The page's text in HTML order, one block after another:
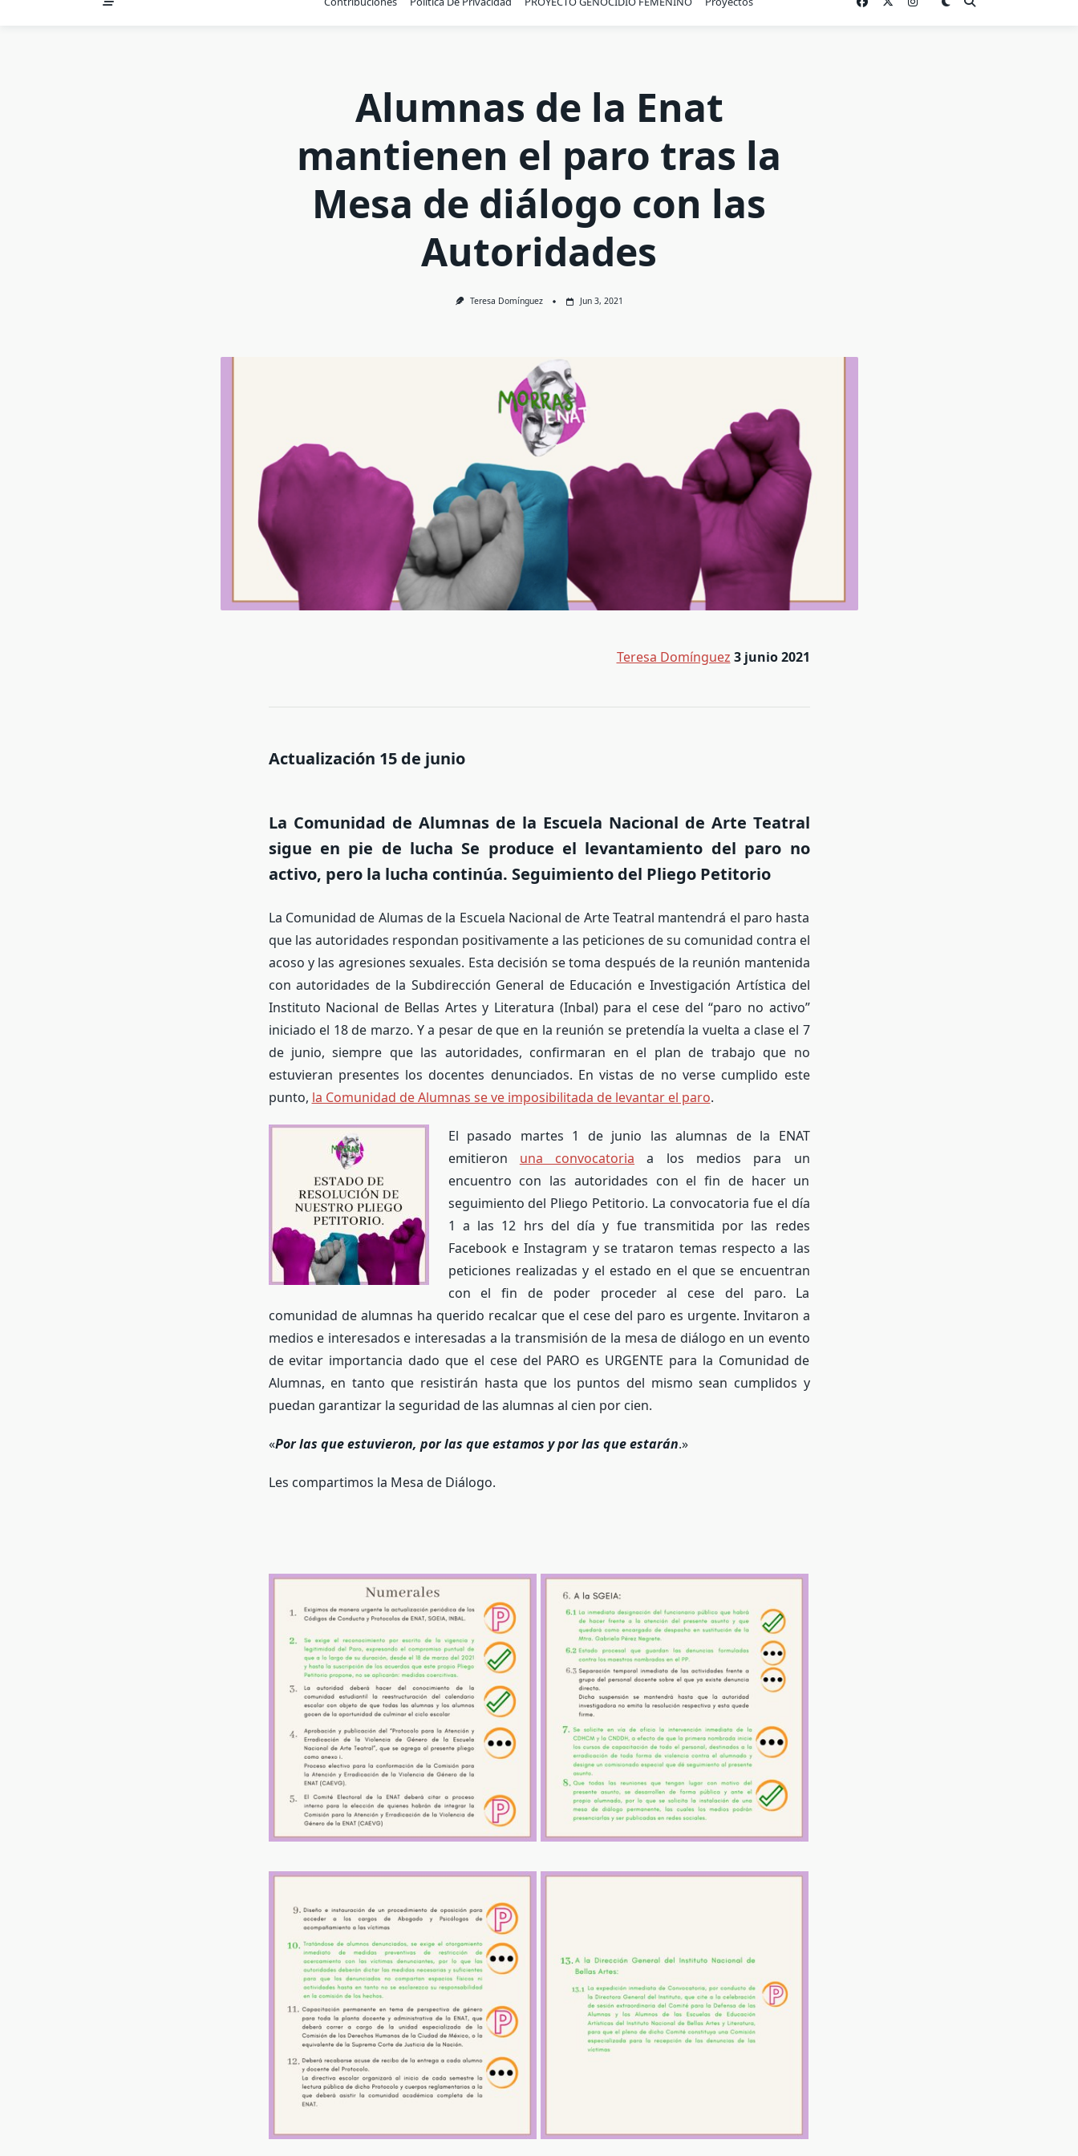
Alumnas de la Enat
mantienen el paro tras la
Mesa de diálogo con las
Autoridades
Teresa Domínguez Jun 3, 2021
Teresa Domínguez 3 junio 2021
Actualización 15 de junio
La Comunidad de Alumnas de la Escuela Nacional de Arte Teatral
sigue en pie de lucha Se produce el levantamiento del paro no
activo, pero la lucha continúa. Seguimiento del Pliego Petitorio
La Comunidad de Alumas de la Escuela Nacional de Arte Teatral mantendrá el paro hasta
que las autoridades respondan positivamente a las peticiones de su comunidad contra el
acoso y las agresiones sexuales. Esta decisión se toma después de la reunión mantenida
con autoridades de la Subdirección General de Educación e Investigación Artística del
Instituto Nacional de Bellas Artes y Literatura (Inbal) para el cese del paro no activo
iniciado el 18 de marzo. Y a pesar de que en la reunión se pretendía la vuelta a clase el 7
de junio, siempre que las autoridades, confirmaran en el plan de trabajo que no
estuvieran presentes los docentes denunciados. En vistas de no verse cumplido este
punto, la Comunidad de Alumnas se ve imposibilitada de levantar el paro.
El pasado martes 1 de junio las alumnas de la ENAT
emitieron una convocatoria a los medios para un
encuentro con las autoridades con el fin de hacer un
seguimiento del Pliego Petitorio. La convocatoria fue el día
1 a las 12 hrs del día y fue transmitida por las redes
Facebook e Instagram y se trataron temas respecto a las
peticiones realizadas y el estado en el que se encuentran
con el fin de poder proceder al cese del paro. La
comunidad de alumnas ha querido recalcar que el cese del paro es urgente. Invitaron a
medios e interesados e interesadas a la transmisión de la mesa de diálogo en un evento
de evitar importancia dado que el cese del PARO es URGENTE para la Comunidad de
Alumnas, en tanto que resistirán hasta que los puntos del mismo sean cumplidos y
puedan garantizar la seguridad de las alumnas al cien por cien.
«Por las que estuvieron, por las que estamos y por las que estarán.»
Les compartimos la Mesa de Diálogo.